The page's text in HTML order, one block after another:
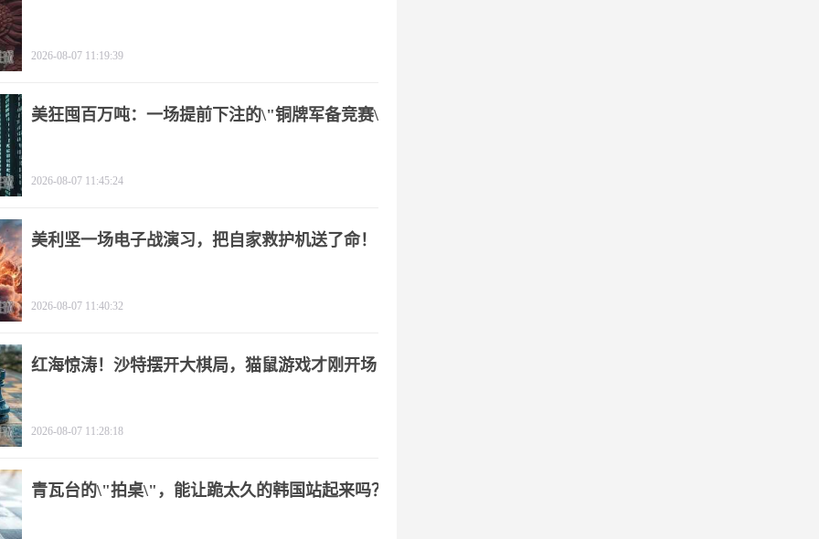
2026-08-07 11:19:39
美狂囤百万吨：一场提前下注的\"铜牌军备竞赛\"
2026-08-07 11:45:24
美利坚一场电子战演习，把自家救护机送了命！
2026-08-07 11:40:32
红海惊涛！沙特摆开大棋局，猫鼠游戏才刚开场
2026-08-07 11:28:18
青瓦台的\"拍桌\"，能让跪太久的韩国站起来吗？